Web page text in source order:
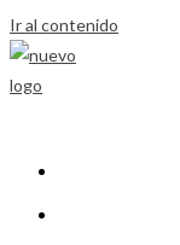
Ir al contenido